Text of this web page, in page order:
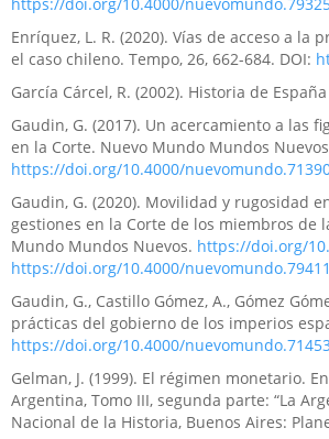
Enríquez, L. R. (2020). Vías de acceso a
el caso chileno. Tempo, 26, 662-684. DOI:
García Cárcel, R. (2002). Historia de
Gaudin, G. (2017). Un acercamiento a las
en la Corte. Nuevo Mundo Mundos
https://doi.org/10.4000/
Gaudin, G. (2020). Movilidad y rugosidad
gestiones en la Corte de los miembros de
Mundo Mundos Nuevos. https://doi.org/
https://doi.org/10.4000/nuevomundo.79411
Gaudin, G., Castillo Gómez, A., Gómez
prácticas del gobierno de los imperios
https://doi.org/10.4000/
Gelman, J. (1999). El régimen monetario.
Argentina, Tomo III, segunda parte: “La
Nacional de la Historia, Buenos Aires: